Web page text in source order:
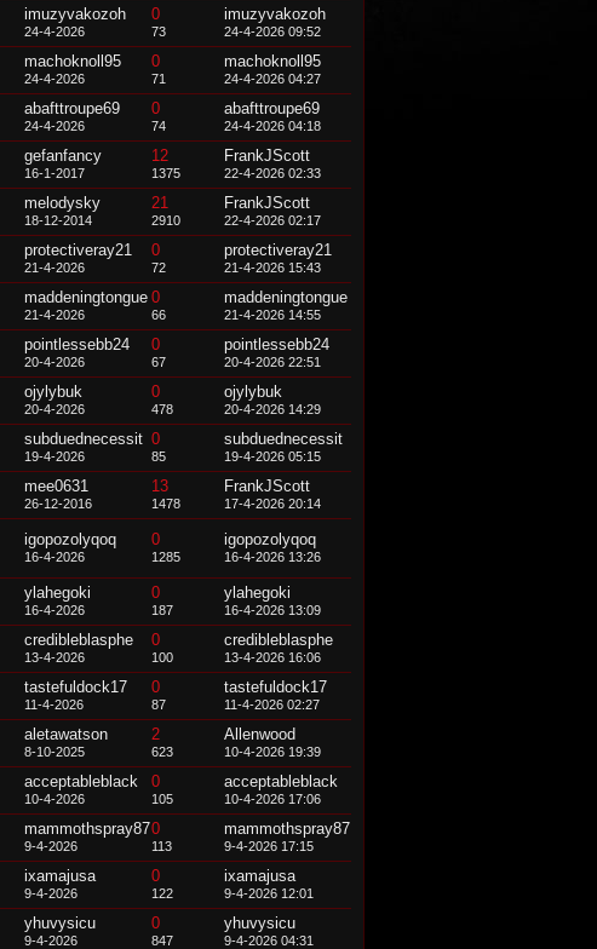
imuzyvakozoh
24-4-2026
0
73
imuzyvakozoh
24-4-2026 09:52
machoknoll95
24-4-2026
0
71
machoknoll95
24-4-2026 04:27
abafttroupe69
24-4-2026
0
74
abafttroupe69
24-4-2026 04:18
gefanfancy
16-1-2017
12
1375
FrankJScott
22-4-2026 02:33
melodysky
18-12-2014
21
2910
FrankJScott
22-4-2026 02:17
protectiveray21
21-4-2026
0
72
protectiveray21
21-4-2026 15:43
maddeningtongue
21-4-2026
0
66
maddeningtongue
21-4-2026 14:55
pointlessebb24
20-4-2026
0
67
pointlessebb24
20-4-2026 22:51
ojylybuk
20-4-2026
0
478
ojylybuk
20-4-2026 14:29
subduednecessit
19-4-2026
0
85
subduednecessit
19-4-2026 05:15
mee0631
26-12-2016
13
1478
FrankJScott
17-4-2026 20:14
igopozolyqoq
16-4-2026
0
1285
igopozolyqoq
16-4-2026 13:26
ylahegoki
16-4-2026
0
187
ylahegoki
16-4-2026 13:09
credibleblasphe
13-4-2026
0
100
credibleblasphe
13-4-2026 16:06
tastefuldock17
11-4-2026
0
87
tastefuldock17
11-4-2026 02:27
aletawatson
8-10-2025
2
623
Allenwood
10-4-2026 19:39
acceptableblack
10-4-2026
0
105
acceptableblack
10-4-2026 17:06
mammothspray87
9-4-2026
0
113
mammothspray87
9-4-2026 17:15
ixamajusa
9-4-2026
0
122
ixamajusa
9-4-2026 12:01
yhuvysicu
9-4-2026
0
847
yhuvysicu
9-4-2026 04:31